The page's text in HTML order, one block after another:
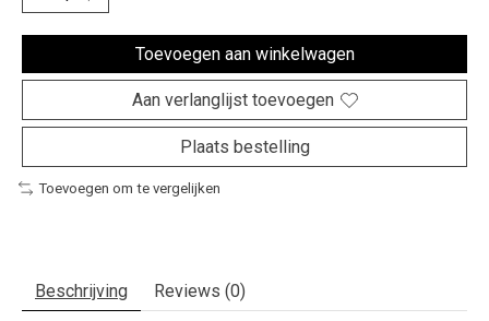
Toevoegen aan winkelwagen
Aan verlanglijst toevoegen
Plaats bestelling
Toevoegen om te vergelijken
Beschrijving Reviews (0)